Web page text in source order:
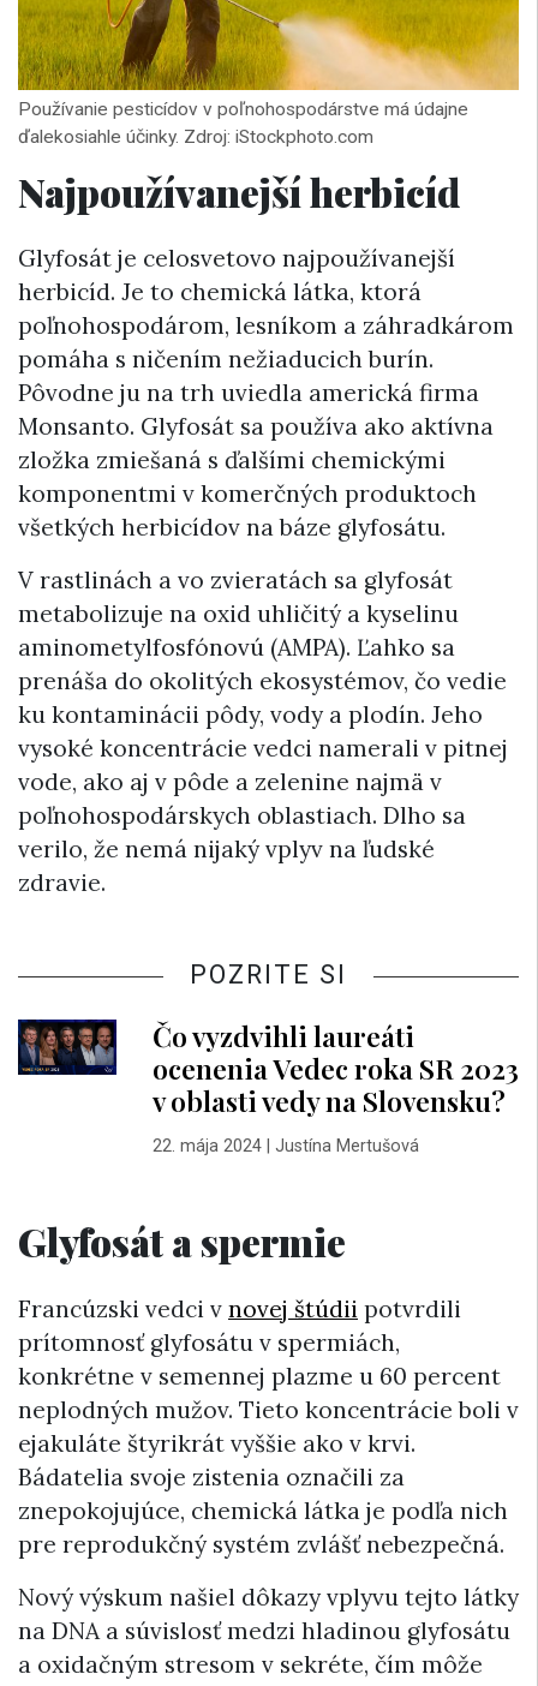
Používanie pesticídov v poľnohospodárstve má údajne
ďalekosiahle účinky. Zdroj: iStockphoto.com
Najpoužívanejší herbicíd
Glyfosát je celosvetovo najpoužívanejší
herbicíd. Je to chemická látka, ktorá
poľnohospodárom, lesníkom a záhradkárom
pomáha s ničením nežiaducich burín.
Pôvodne ju na trh uviedla americká firma
Monsanto. Glyfosát sa používa ako aktívna
zložka zmiešaná s ďalšími chemickými
komponentmi v komerčných produktoch
všetkých herbicídov na báze glyfosátu.
V rastlinách a vo zvieratách sa glyfosát
metabolizuje na oxid uhličitý a kyselinu
aminometylfosfónovú (AMPA). Ľahko sa
prenáša do okolitých ekosystémov, čo vedie
ku kontaminácii pôdy, vody a plodín. Jeho
vysoké koncentrácie vedci namerali v pitnej
vode, ako aj v pôde a zelenine najmä v
poľnohospodárskych oblastiach. Dlho sa
verilo, že nemá nijaký vplyv na ľudské
zdravie.
POZRITE SI
Čo vyzdvihli laureáti
ocenenia Vedec roka SR 2023
v oblasti vedy na Slovensku?
22. mája 2024| Justína Mertušová
Glyfosát a spermie
Francúzski vedci v novej štúdii potvrdili
prítomnosť glyfosátu v spermiách,
konkrétne v semennej plazme u 60 percent
neplodných mužov. Tieto koncentrácie boli v
ejakuláte štyrikrát vyššie ako v krvi.
Bádatelia svoje zistenia označili za
znepokojujúce, chemická látka je podľa nich
pre reprodukčný systém zvlášť nebezpečná.
Nový výskum našiel dôkazy vplyvu tejto látky
na DNA a súvislosť medzi hladinou glyfosátu
a oxidačným stresom v sekréte, čím môže